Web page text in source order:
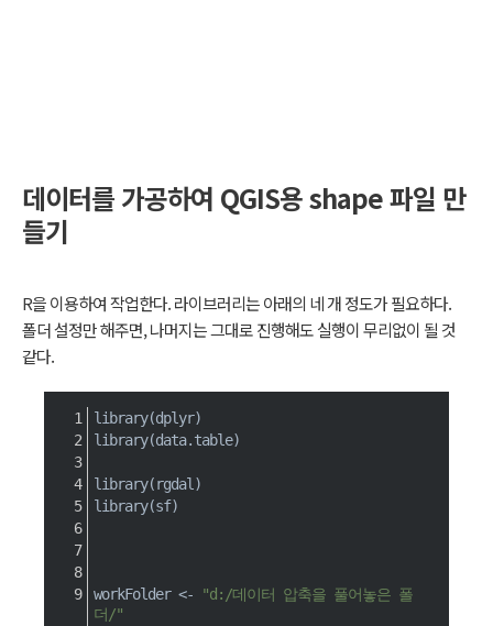
데이터를 가공하여 QGIS용 shape 파일 만
들기
R을 이용하여 작업한다. 라이브러리는 아래의 네 개 정도가 필요하다.
폴더 설정만 해주면, 나머지는 그대로 진행해도 실행이 무리없이 될 것
같다.
library(dplyr)
library(data.table)
library(rgdal)
library(sf)
workFolder <-
"d:/데이터 압축을 풀어놓은 폴
더/"